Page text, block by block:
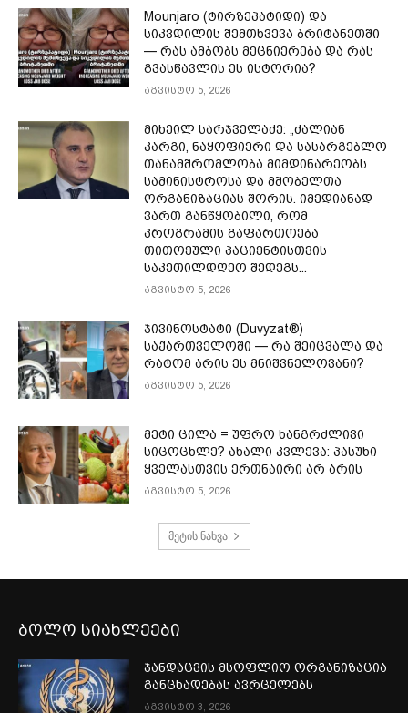
Mounjaro (ტირზეპატიდი) და
სიკვდილის შემთხვევა ბრიტანეთში
— რას ამბობს მეცნიერება და რას
გვასწავლის ეს ისტორია?
აგვისტო 5, 2026
მიხეილ სარჯველაძე: „ძალიან
კარგი, ნაყოფიერი და სასარგებლო
თანამშრომლობა მიმდინარეობს
სამინისტროსა და მშობელთა
ორგანიზაციას შორის. იმედიანად
ვართ განწყობილი, რომ
პროგრამის გაფართოება
თითოეული პაციენტისთვის
საკეთილდღეო შედეგს...
აგვისტო 5, 2026
ჯივინოსტატი (Duvyzat®)
საქართველოში — რა შეიცვალა და
რატომ არის ეს მნიშვნელოვანი?
აგვისტო 5, 2026
მეტი ცილა = უფრო ხანგრძლივი
სიცოცხლე? ახალი კვლევა: პასუხი
ყველასთვის ერთნაირი არ არის
აგვისტო 5, 2026
მეტის ნახვა
ბოლო სიახლეები
ჯანდაცვის მსოფლიო ორგანიზაცია
განცხადებას ავრცელებს
აგვისტო 3, 2026